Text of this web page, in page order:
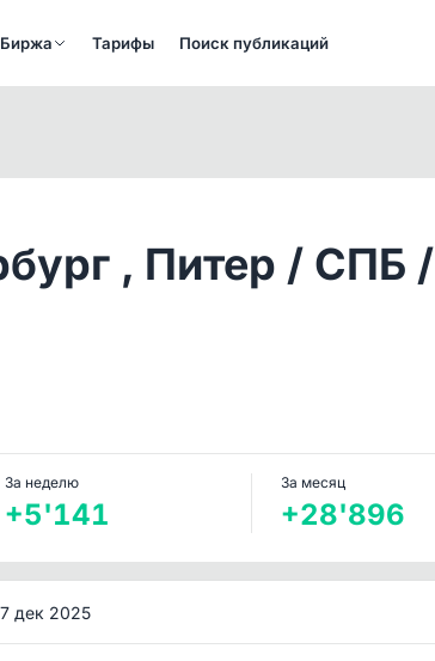
Биржа Тарифы Поиск публикаций
, Питер / СПБ /
За неделю
+5'141
За месяц
+28'896
дек 2025